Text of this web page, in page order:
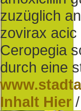
zuzüglich
zovirax
Ceropegia
durch eine
Inhalt Hier /